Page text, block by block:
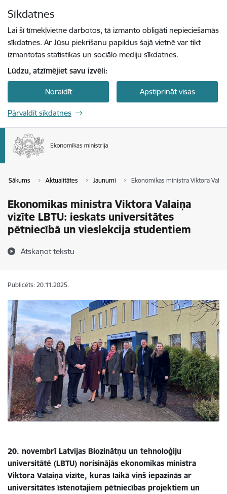
Sīkdatnes
Lai šī tīmekļvietne darbotos, tā izmanto obligāti nepieciešamās
sīkdatnes. Ar Jūsu piekrišanu papildus šajā vietnē var tikt
izmantotas statistikas un sociālo mediju sīkdatnes.
Lūdzu, atzīmējiet savu izvēli:
Noraidīt Apstiprināt visas
Pārvaldīt sīkdatnes
Sākums Aktualitātes Jaunumi Ekonomikas ministra Viktora
Ekonomikas ministra Viktora Valaiņa
vizīte LBTU: ieskats universitātes
pētniecībā un vieslekcija studentiem
Atskaņot tekstu
Publicēts: 20.11.2025.
20. novembrī Latvijas Biozinātņu un tehnoloģiju
universitātē (LBTU) norisinājās ekonomikas ministra
Viktora Valaiņa vizīte, kuras laikā viņš iepazinās ar
universitātes īstenotajiem pētniecības projektiem un